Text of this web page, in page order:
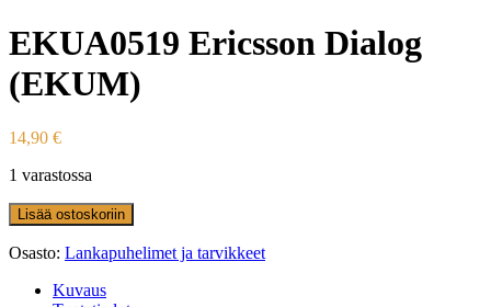
EKUA0519 Ericsson Dialog
(EKUM)
14,90 €
1 varastossa
Lisää ostoskoriin
Osasto: Lankapuhelimet ja tarvikkeet
Kuvaus